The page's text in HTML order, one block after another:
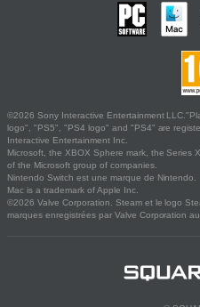
©2026 Sony Interactive Entertainment
logo", "PS5", "PS4 logo" and "PS4" are
Interactive Entertainment Inc.
Microsoft, the XBOX Sphere mark, the Series
of the Microsoft group of companies.
Nintendo Switch est une marque de Nintendo.
Mac is a trademark of Apple Inc.
©2026 Valve Corporation. Steam et le logo
marques enregistrées par Valve Corporation